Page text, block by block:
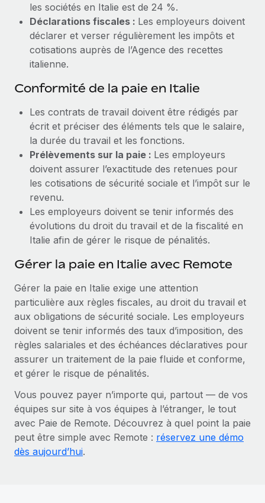
les sociétés en Italie est de 24 %.
Déclarations fiscales : Les employeurs doivent
déclarer et verser régulièrement les impôts et
cotisations auprès de l’Agence des recettes
italienne.
Conformité de la paie en Italie
Les contrats de travail doivent être rédigés par
écrit et préciser des éléments tels que le salaire,
la durée du travail et les fonctions.
Prélèvements sur la paie : Les employeurs
doivent assurer l’exactitude des retenues pour
les cotisations de sécurité sociale et l’impôt sur le
revenu.
Les employeurs doivent se tenir informés des
évolutions du droit du travail et de la fiscalité en
Italie afin de gérer le risque de pénalités.
Gérer la paie en Italie avec Remote
Gérer la paie en Italie exige une attention
particulière aux règles fiscales, au droit du travail et
aux obligations de sécurité sociale. Les employeurs
doivent se tenir informés des taux d’imposition, des
règles salariales et des échéances déclaratives pour
assurer un traitement de la paie fluide et conforme,
et gérer le risque de pénalités.
Vous pouvez payer n’importe qui, partout — de vos
équipes sur site à vos équipes à l’étranger, le tout
avec Paie de Remote. Découvrez à quel point la paie
peut être simple avec Remote : réservez une démo
dès aujourd’hui.